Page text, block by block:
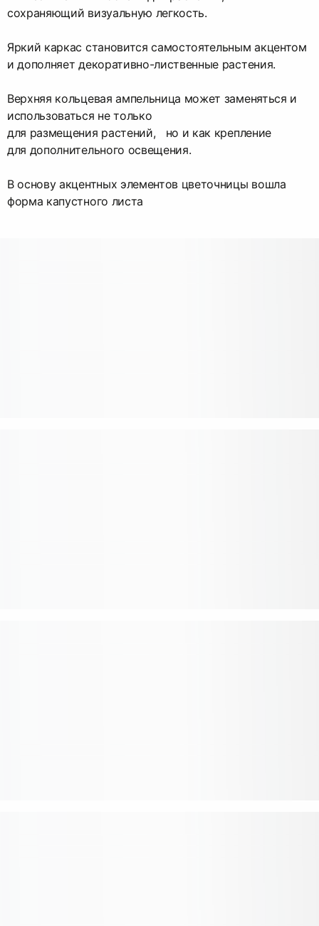
сохраняющий визуальную легкость.
Яркий каркас становится самостоятельным акцентом
и дополняет декоративно-лиственные растения.
Верхняя кольцевая ампельница может заменяться и
использоваться не только
для размещения растений, но и как крепление
для дополнительного освещения.
В основу акцентных элементов цветочницы вошла
форма капустного листа